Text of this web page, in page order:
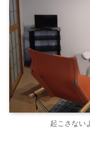
起こさない